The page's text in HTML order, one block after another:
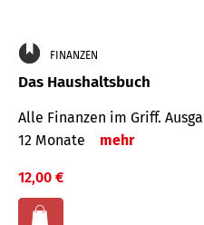
FINANZEN
Das Haushaltsbuch
Alle Finanzen im Griff.
12 Monate
mehr
12,00 €